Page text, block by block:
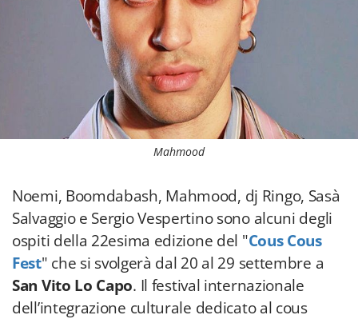
Mahmood
Noemi, Boomdabash, Mahmood, dj Ringo, Sasà
Salvaggio e Sergio Vespertino sono alcuni degli
ospiti della 22esima edizione del "Cous Cous
Fest" che si svolgerà dal 20 al 29 settembre a
San Vito Lo Capo. Il festival internazionale
dell’integrazione culturale dedicato al cous